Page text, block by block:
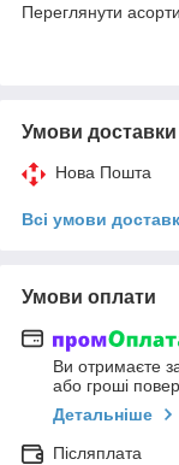
Переглянути
Умови доставки
Нова Пошта
Всі умови
Умови оплати
Ви отримаєте
або гроші
Детальніше
Післяплата